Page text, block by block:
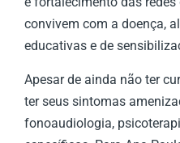
convivem com a doença,
educativas e de
Apesar de ainda não ter
ter seus sintomas
fonoaudiologia,